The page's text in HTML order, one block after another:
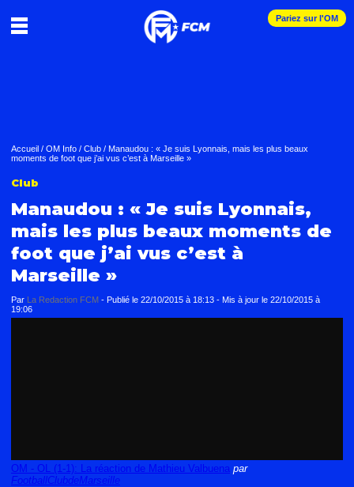
Pariez sur l'OM
Accueil / OM Info / Club / Manaudou : « Je suis Lyonnais, mais les plus beaux
moments de foot que j’ai vus c’est à Marseille »
Club
Manaudou : « Je suis Lyonnais,
mais les plus beaux moments de
foot que j’ai vus c’est à
Marseille »
Par La Redaction FCM - Publié le 22/10/2015 à 18:13 - Mis à jour le 22/10/2015 à
19:06
OM - OL (1-1): La réaction de Mathieu Valbuena par
FootballClubdeMarseille